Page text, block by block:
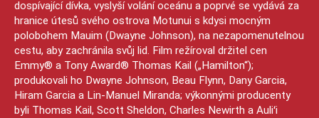
dospívající dívka, vyslyší volání oceánu a poprvé se vydává za
hranice útesů svého ostrova Motunui s kdysi mocným
polobohem Mauim (Dwayne Johnson), na nezapomenutelnou
cestu, aby zachránila svůj lid. Film režíroval držitel cen
Emmy® a Tony Award® Thomas Kail („Hamilton“);
produkovali ho Dwayne Johnson, Beau Flynn, Dany Garcia,
Hiram Garcia a Lin-Manuel Miranda; výkonnými producenty
byli Thomas Kail, Scott Sheldon, Charles Newirth a Auliʻi